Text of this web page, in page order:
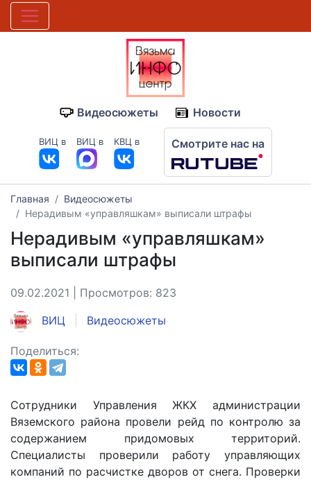
Видеосюжеты Новости
ВИЦ в ВИЦ в КВЦ в Смотрите нас на
Главная
Видеосюжеты
Нерадивым «управляшкам» выписали штрафы
Нерадивым «управляшкам»
выписали штрафы
09.02.2021 | Просмотров: 823
ВИЦ Видеосюжеты
Поделиться:
Сотрудники Управления ЖКХ администрации
Вяземского района провели рейд по контролю за
содержанием придомовых территорий.
Специалисты проверили работу управляющих
компаний по расчистке дворов от снега. Проверки